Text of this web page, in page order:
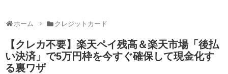
ホーム クレジットカード
【クレカ不要】楽天ペイ残高＆楽天市場「後払
い決済」で5万円枠を今すぐ確保して現金化す
る裏ワザ